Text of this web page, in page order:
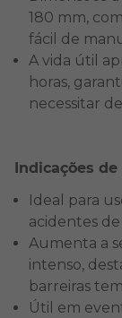
180 mm,
fácil de
A vida útil
horas,
necessitar
Indicações de
Ideal para
acidentes
Aumenta a
intenso,
barreiras
Útil em